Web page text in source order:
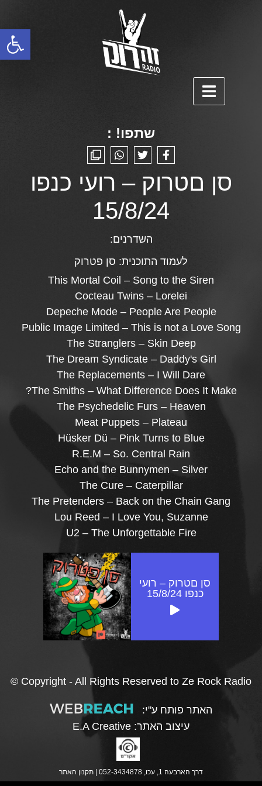
פתח סרגל נגישות
שתפו! :
סן םטרוק – רועי כנפו
15/8/24
השדרנים:
לעמוד התוכנית: סן פטרוק
This Mortal Coil – Song to the Siren
Cocteau Twins – Lorelei
Depeche Mode – People Are People
Public Image Limited – This is not a Love Song
The Stranglers – Skin Deep
The Dream Syndicate – Daddy's Girl
The Replacements – I Will Dare
The Smiths – What Difference Does It Make?
The Psychedelic Furs – Heaven
Meat Puppets – Plateau
Hüsker Dü – Pink Turns to Blue
R.E.M – So. Central Rain
Echo and the Bunnymen – Silver
The Cure – Caterpillar
The Pretenders – Back on the Chain Gang
Lou Reed – I Love You, Suzanne
U2 – The Unforgettable Fire
סן םטרוק – רועי
כנפו 15/8/24
© Copyright - All Rights Reserved to Ze Rock Radio
האתר פותח ע"י:
עיצוב האתר: E.A Creative
דרך הארבעה 1, עכו, 052-3434878 | תקנון האתר